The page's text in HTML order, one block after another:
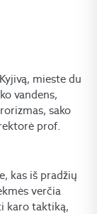
mieste du
vandens,
sako
prof.
kas iš pradžių
verčia
karo taktiką,